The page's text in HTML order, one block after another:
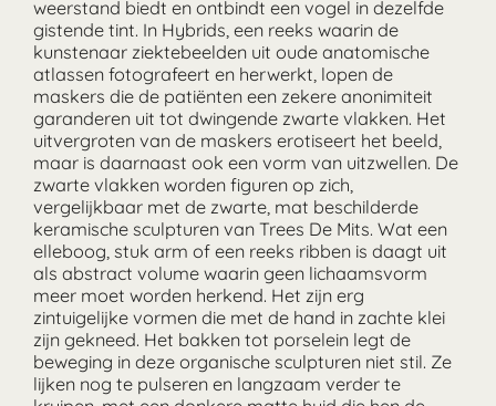
weerstand biedt en ontbindt een vogel in dezelfde
gistende tint. In Hybrids, een reeks waarin de
kunstenaar ziektebeelden uit oude anatomische
atlassen fotografeert en herwerkt, lopen de
maskers die de patiënten een zekere anonimiteit
garanderen uit tot dwingende zwarte vlakken. Het
uitvergroten van de maskers erotiseert het beeld,
maar is daarnaast ook een vorm van uitzwellen. De
zwarte vlakken worden figuren op zich,
vergelijkbaar met de zwarte, mat beschilderde
keramische sculpturen van Trees De Mits. Wat een
elleboog, stuk arm of een reeks ribben is daagt uit
als abstract volume waarin geen lichaamsvorm
meer moet worden herkend. Het zijn erg
zintuigelijke vormen die met de hand in zachte klei
zijn gekneed. Het bakken tot porselein legt de
beweging in deze organische sculpturen niet stil. Ze
lijken nog te pulseren en langzaam verder te